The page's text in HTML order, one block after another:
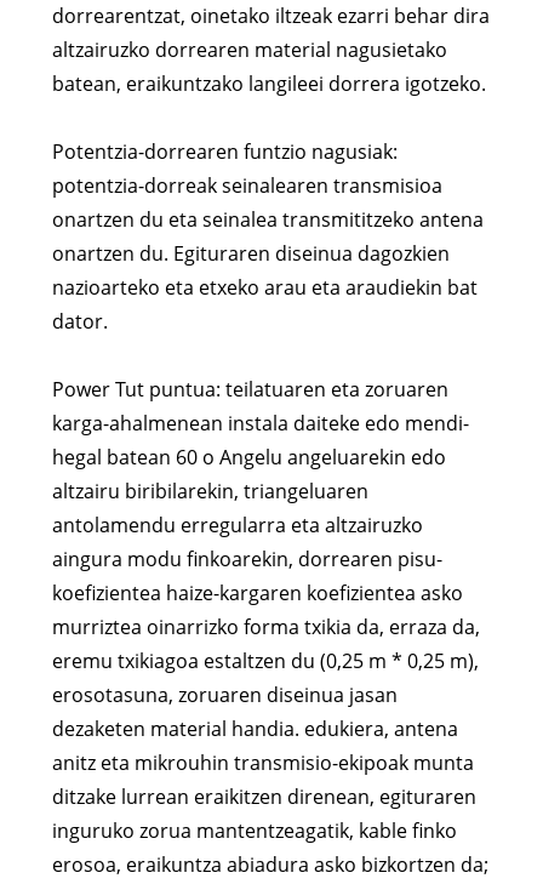
dorrearentzat, oinetako iltzeak ezarri behar dira
altzairuzko dorrearen material nagusietako
batean, eraikuntzako langileei dorrera igotzeko.
Potentzia-dorrearen funtzio nagusiak:
potentzia-dorreak seinalearen transmisioa
onartzen du eta seinalea transmititzeko antena
onartzen du. Egituraren diseinua dagozkien
nazioarteko eta etxeko arau eta araudiekin bat
dator.
Power Tut puntua: teilatuaren eta zoruaren
karga-ahalmenean instala daiteke edo mendi-
hegal batean 60 o Angelu angeluarekin edo
altzairu biribilarekin, triangeluaren
antolamendu erregularra eta altzairuzko
aingura modu finkoarekin, dorrearen pisu-
koefizientea haize-kargaren koefizientea asko
murriztea oinarrizko forma txikia da, erraza da,
eremu txikiagoa estaltzen du (0,25 m * 0,25 m),
erosotasuna, zoruaren diseinua jasan
dezaketen material handia. edukiera, antena
anitz eta mikrouhin transmisio-ekipoak munta
ditzake lurrean eraikitzen direnean, egituraren
inguruko zorua mantentzeagatik, kable finko
erosoa, eraikuntza abiadura asko bizkortzen da;